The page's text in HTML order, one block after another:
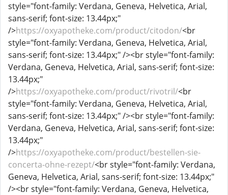
style="font-family: Verdana, Geneva, Helvetica, Arial,
sans-serif; font-size: 13.44px;"
/>https://oxyapotheke.com/product/citodon/<br
style="font-family: Verdana, Geneva, Helvetica, Arial,
sans-serif; font-size: 13.44px;" /><br style="font-family:
Verdana, Geneva, Helvetica, Arial, sans-serif; font-size:
13.44px;"
/>https://oxyapotheke.com/product/rivotril/<br
style="font-family: Verdana, Geneva, Helvetica, Arial,
sans-serif; font-size: 13.44px;" /><br style="font-family:
Verdana, Geneva, Helvetica, Arial, sans-serif; font-size:
13.44px;"
/>https://oxyapotheke.com/product/bestellen-sie-
concerta-ohne-rezept/<br style="font-family: Verdana,
Geneva, Helvetica, Arial, sans-serif; font-size: 13.44px;"
/><br style="font-family: Verdana, Geneva, Helvetica,